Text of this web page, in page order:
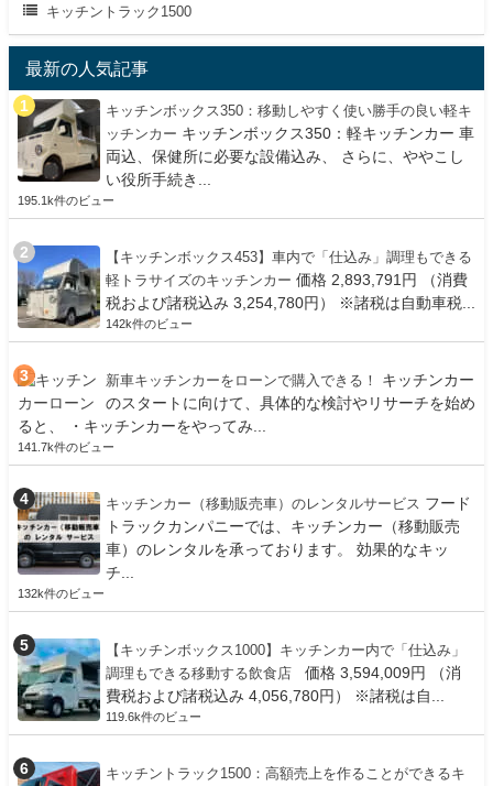
キッチントラック1500
最新の人気記事
キッチンボックス350：移動しやすく使い勝手の良い軽キ
ッチンカー キッチンボックス350：軽キッチンカー 車
両込、保健所に必要な設備込み、 さらに、ややこし
い役所手続き...
195.1k件のビュー
【キッチンボックス453】車内で「仕込み」調理もできる
軽トラサイズのキッチンカー 価格 2,893,791円 （消費
税および諸税込み 3,254,780円） ※諸税は自動車税...
142k件のビュー
新車キッチンカーをローンで購入できる！
キッチンカー
のスタートに向けて、具体的な検討やリサーチを始め
ると、 ・キッチンカーをやってみ...
141.7k件のビュー
キッチンカー（移動販売車）のレンタルサービス フード
トラックカンパニーでは、キッチンカー（移動販売
車）のレンタルを承っております。 効果的なキッ
チ...
132k件のビュー
【キッチンボックス1000】キッチンカー内で「仕込み」
調理もできる移動する飲食店
価格 3,594,009円 （消
費税および諸税込み 4,056,780円） ※諸税は自...
119.6k件のビュー
キッチントラック1500：高額売上を作ることができるキ